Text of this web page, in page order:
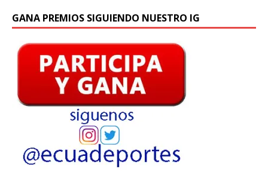
GANA PREMIOS SIGUIENDO NUESTRO IG